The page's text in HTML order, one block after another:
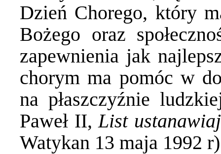
Dzień Chorego, który
Bożego oraz
zapewnienia jak
chorym ma pomóc w
na płaszczyźnie
Paweł II,List
Watykan 13 maja 1992